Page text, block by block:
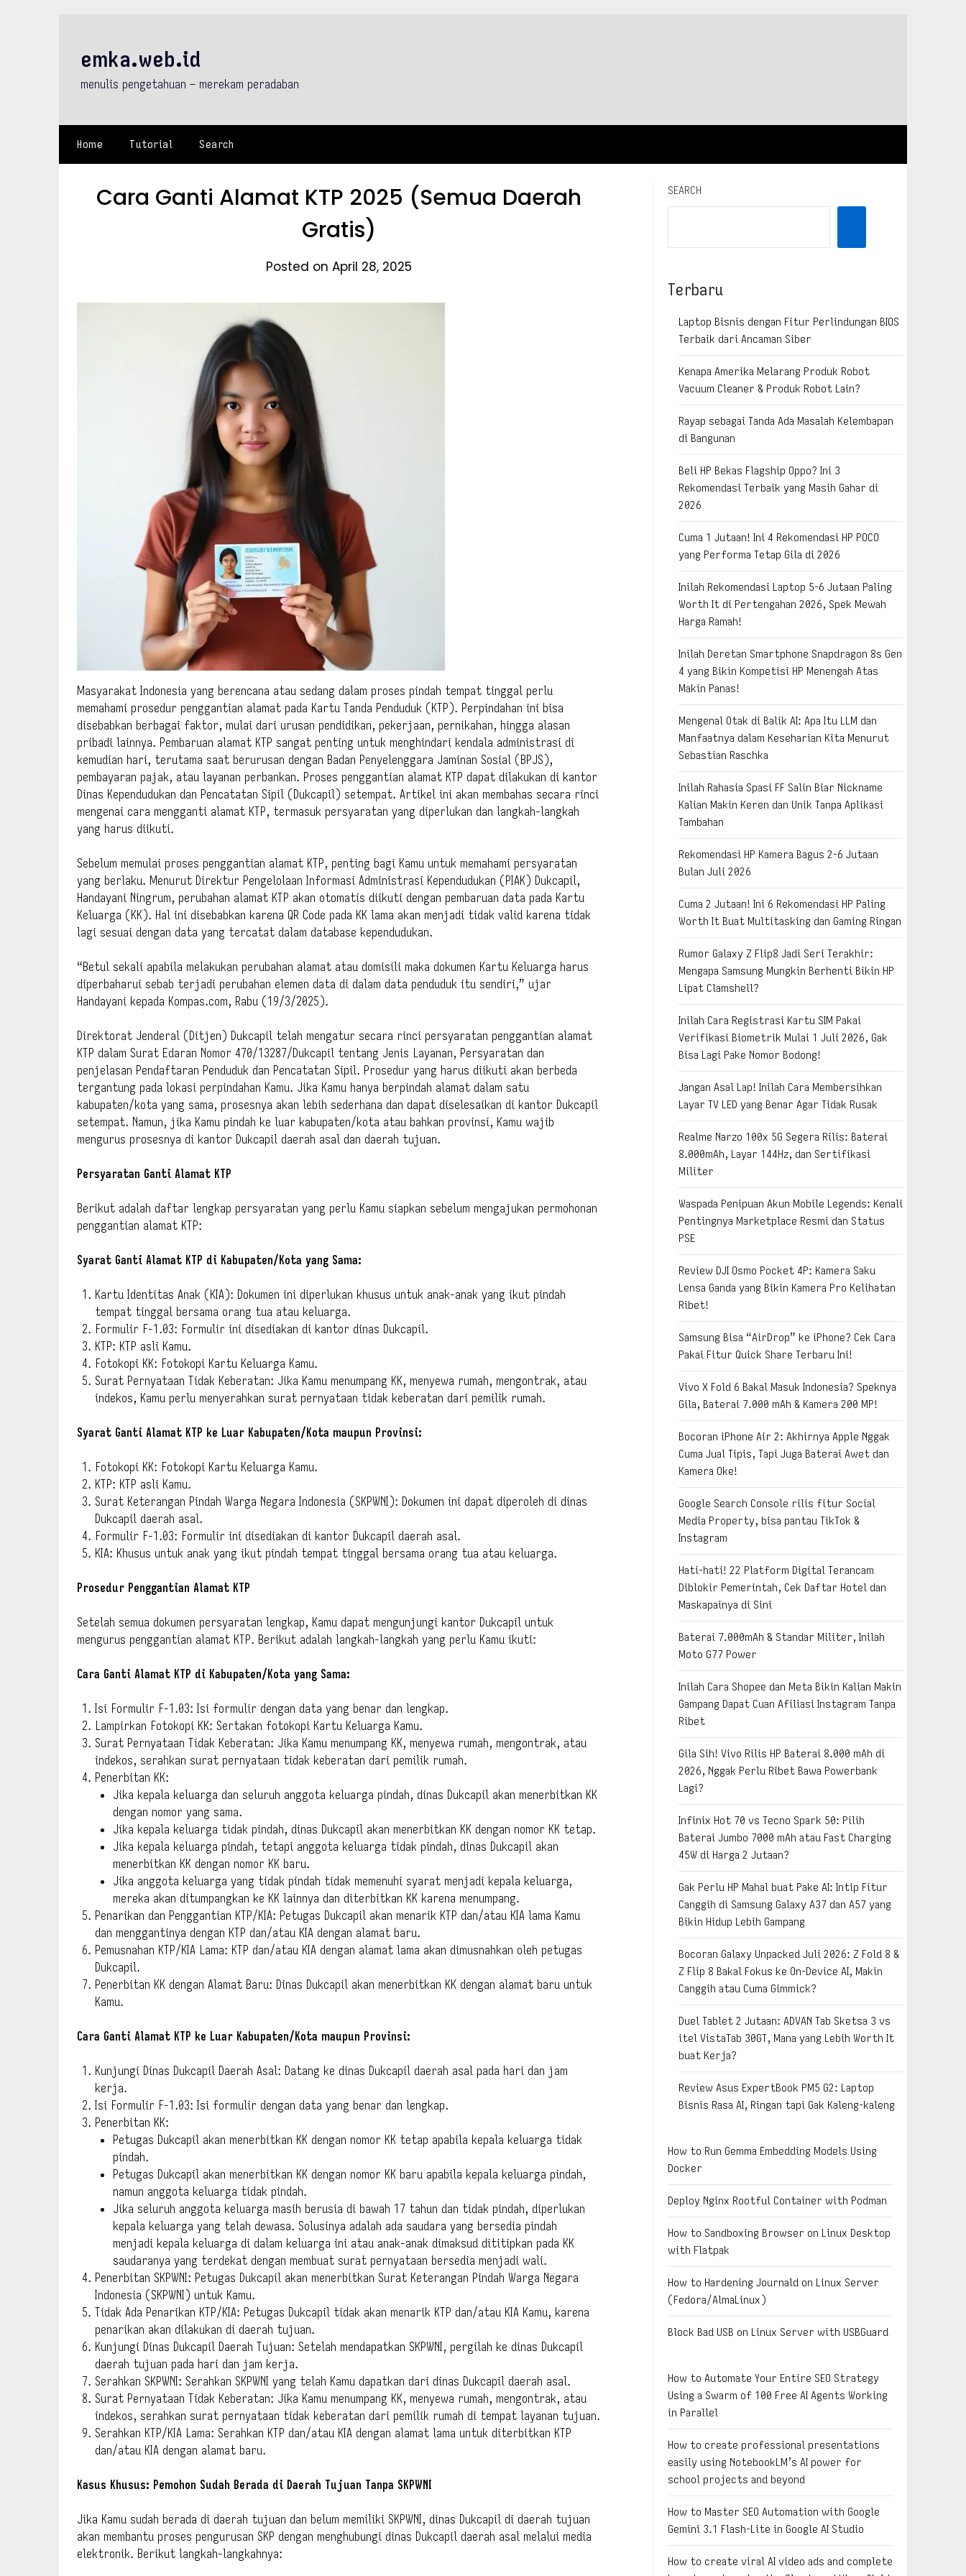
emka.web.id
menulis pengetahuan – merekam peradaban
Home Tutorial Search
Cara Ganti Alamat KTP 2025 (Semua Daerah
Gratis)
Posted on April 28, 2025
Masyarakat Indonesia yang berencana atau sedang dalam proses pindah tempat tinggal perlu
memahami prosedur penggantian alamat pada Kartu Tanda Penduduk (KTP). Perpindahan ini bisa
disebabkan berbagai faktor, mulai dari urusan pendidikan, pekerjaan, pernikahan, hingga alasan
pribadi lainnya. Pembaruan alamat KTP sangat penting untuk menghindari kendala administrasi di
kemudian hari, terutama saat berurusan dengan Badan Penyelenggara Jaminan Sosial (BPJS),
pembayaran pajak, atau layanan perbankan. Proses penggantian alamat KTP dapat dilakukan di kantor
Dinas Kependudukan dan Pencatatan Sipil (Dukcapil) setempat. Artikel ini akan membahas secara rinci
mengenai cara mengganti alamat KTP, termasuk persyaratan yang diperlukan dan langkah-langkah
yang harus diikuti.
Sebelum memulai proses penggantian alamat KTP, penting bagi Kamu untuk memahami persyaratan
yang berlaku. Menurut Direktur Pengelolaan Informasi Administrasi Kependudukan (PIAK) Dukcapil,
Handayani Ningrum, perubahan alamat KTP akan otomatis diikuti dengan pembaruan data pada Kartu
Keluarga (KK). Hal ini disebabkan karena QR Code pada KK lama akan menjadi tidak valid karena tidak
lagi sesuai dengan data yang tercatat dalam database kependudukan.
“Betul sekali apabila melakukan perubahan alamat atau domisili maka dokumen Kartu Keluarga harus
diperbaharui sebab terjadi perubahan elemen data di dalam data penduduk itu sendiri,” ujar
Handayani kepada Kompas.com, Rabu (19/3/2025).
Direktorat Jenderal (Ditjen) Dukcapil telah mengatur secara rinci persyaratan penggantian alamat
KTP dalam Surat Edaran Nomor 470/13287/Dukcapil tentang Jenis Layanan, Persyaratan dan
penjelasan Pendaftaran Penduduk dan Pencatatan Sipil. Prosedur yang harus diikuti akan berbeda
tergantung pada lokasi perpindahan Kamu. Jika Kamu hanya berpindah alamat dalam satu
kabupaten/kota yang sama, prosesnya akan lebih sederhana dan dapat diselesaikan di kantor Dukcapil
setempat. Namun, jika Kamu pindah ke luar kabupaten/kota atau bahkan provinsi, Kamu wajib
mengurus prosesnya di kantor Dukcapil daerah asal dan daerah tujuan.
Persyaratan Ganti Alamat KTP
Berikut adalah daftar lengkap persyaratan yang perlu Kamu siapkan sebelum mengajukan permohonan
penggantian alamat KTP:
Syarat Ganti Alamat KTP di Kabupaten/Kota yang Sama:
Kartu Identitas Anak (KIA): Dokumen ini diperlukan khusus untuk anak-anak yang ikut pindah
tempat tinggal bersama orang tua atau keluarga.
Formulir F-1.03: Formulir ini disediakan di kantor dinas Dukcapil.
KTP: KTP asli Kamu.
Fotokopi KK: Fotokopi Kartu Keluarga Kamu.
Surat Pernyataan Tidak Keberatan: Jika Kamu menumpang KK, menyewa rumah, mengontrak, atau
indekos, Kamu perlu menyerahkan surat pernyataan tidak keberatan dari pemilik rumah.
Syarat Ganti Alamat KTP ke Luar Kabupaten/Kota maupun Provinsi:
Fotokopi KK: Fotokopi Kartu Keluarga Kamu.
KTP: KTP asli Kamu.
Surat Keterangan Pindah Warga Negara Indonesia (SKPWNI): Dokumen ini dapat diperoleh di dinas
Dukcapil daerah asal.
Formulir F-1.03: Formulir ini disediakan di kantor Dukcapil daerah asal.
KIA: Khusus untuk anak yang ikut pindah tempat tinggal bersama orang tua atau keluarga.
Prosedur Penggantian Alamat KTP
Setelah semua dokumen persyaratan lengkap, Kamu dapat mengunjungi kantor Dukcapil untuk
mengurus penggantian alamat KTP. Berikut adalah langkah-langkah yang perlu Kamu ikuti:
Cara Ganti Alamat KTP di Kabupaten/Kota yang Sama:
Isi Formulir F-1.03: Isi formulir dengan data yang benar dan lengkap.
Lampirkan Fotokopi KK: Sertakan fotokopi Kartu Keluarga Kamu.
Surat Pernyataan Tidak Keberatan: Jika Kamu menumpang KK, menyewa rumah, mengontrak, atau
indekos, serahkan surat pernyataan tidak keberatan dari pemilik rumah.
Penerbitan KK:
Jika kepala keluarga dan seluruh anggota keluarga pindah, dinas Dukcapil akan menerbitkan KK
dengan nomor yang sama.
Jika kepala keluarga tidak pindah, dinas Dukcapil akan menerbitkan KK dengan nomor KK tetap.
Jika kepala keluarga pindah, tetapi anggota keluarga tidak pindah, dinas Dukcapil akan
menerbitkan KK dengan nomor KK baru.
Jika anggota keluarga yang tidak pindah tidak memenuhi syarat menjadi kepala keluarga,
mereka akan ditumpangkan ke KK lainnya dan diterbitkan KK karena menumpang.
Penarikan dan Penggantian KTP/KIA: Petugas Dukcapil akan menarik KTP dan/atau KIA lama Kamu
dan menggantinya dengan KTP dan/atau KIA dengan alamat baru.
Pemusnahan KTP/KIA Lama: KTP dan/atau KIA dengan alamat lama akan dimusnahkan oleh petugas
Dukcapil.
Penerbitan KK dengan Alamat Baru: Dinas Dukcapil akan menerbitkan KK dengan alamat baru untuk
Kamu.
Cara Ganti Alamat KTP ke Luar Kabupaten/Kota maupun Provinsi:
Kunjungi Dinas Dukcapil Daerah Asal: Datang ke dinas Dukcapil daerah asal pada hari dan jam
kerja.
Isi Formulir F-1.03: Isi formulir dengan data yang benar dan lengkap.
Penerbitan KK:
Petugas Dukcapil akan menerbitkan KK dengan nomor KK tetap apabila kepala keluarga tidak
pindah.
Petugas Dukcapil akan menerbitkan KK dengan nomor KK baru apabila kepala keluarga pindah,
namun anggota keluarga tidak pindah.
Jika seluruh anggota keluarga masih berusia di bawah 17 tahun dan tidak pindah, diperlukan
kepala keluarga yang telah dewasa. Solusinya adalah ada saudara yang bersedia pindah
menjadi kepala keluarga di dalam keluarga ini atau anak-anak dimaksud dititipkan pada KK
saudaranya yang terdekat dengan membuat surat pernyataan bersedia menjadi wali.
Penerbitan SKPWNI: Petugas Dukcapil akan menerbitkan Surat Keterangan Pindah Warga Negara
Indonesia (SKPWNI) untuk Kamu.
Tidak Ada Penarikan KTP/KIA: Petugas Dukcapil tidak akan menarik KTP dan/atau KIA Kamu, karena
penarikan akan dilakukan di daerah tujuan.
Kunjungi Dinas Dukcapil Daerah Tujuan: Setelah mendapatkan SKPWNI, pergilah ke dinas Dukcapil
daerah tujuan pada hari dan jam kerja.
Serahkan SKPWNI: Serahkan SKPWNI yang telah Kamu dapatkan dari dinas Dukcapil daerah asal.
Surat Pernyataan Tidak Keberatan: Jika Kamu menumpang KK, menyewa rumah, mengontrak, atau
indekos, serahkan surat pernyataan tidak keberatan dari pemilik rumah di tempat layanan tujuan.
Serahkan KTP/KIA Lama: Serahkan KTP dan/atau KIA dengan alamat lama untuk diterbitkan KTP
dan/atau KIA dengan alamat baru.
Kasus Khusus: Pemohon Sudah Berada di Daerah Tujuan Tanpa SKPWNI
Jika Kamu sudah berada di daerah tujuan dan belum memiliki SKPWNI, dinas Dukcapil di daerah tujuan
akan membantu proses pengurusan SKP dengan menghubungi dinas Dukcapil daerah asal melalui media
elektronik. Berikut langkah-langkahnya:
SEARCH
Terbaru
Laptop Bisnis dengan Fitur Perlindungan BIOS
Terbaik dari Ancaman Siber
Kenapa Amerika Melarang Produk Robot
Vacuum Cleaner & Produk Robot Lain?
Rayap sebagai Tanda Ada Masalah Kelembapan
di Bangunan
Beli HP Bekas Flagship Oppo? Ini 3
Rekomendasi Terbaik yang Masih Gahar di
2026
Cuma 1 Jutaan! Ini 4 Rekomendasi HP POCO
yang Performa Tetap Gila di 2026
Inilah Rekomendasi Laptop 5-6 Jutaan Paling
Worth It di Pertengahan 2026, Spek Mewah
Harga Ramah!
Inilah Deretan Smartphone Snapdragon 8s Gen
4 yang Bikin Kompetisi HP Menengah Atas
Makin Panas!
Mengenal Otak di Balik AI: Apa Itu LLM dan
Manfaatnya dalam Keseharian Kita Menurut
Sebastian Raschka
Inilah Rahasia Spasi FF Salin Biar Nickname
Kalian Makin Keren dan Unik Tanpa Aplikasi
Tambahan
Rekomendasi HP Kamera Bagus 2-6 Jutaan
Bulan Juli 2026
Cuma 2 Jutaan! Ini 6 Rekomendasi HP Paling
Worth It Buat Multitasking dan Gaming Ringan
Rumor Galaxy Z Flip8 Jadi Seri Terakhir:
Mengapa Samsung Mungkin Berhenti Bikin HP
Lipat Clamshell?
Inilah Cara Registrasi Kartu SIM Pakai
Verifikasi Biometrik Mulai 1 Juli 2026, Gak
Bisa Lagi Pake Nomor Bodong!
Jangan Asal Lap! Inilah Cara Membersihkan
Layar TV LED yang Benar Agar Tidak Rusak
Realme Narzo 100x 5G Segera Rilis: Baterai
8.000mAh, Layar 144Hz, dan Sertifikasi
Militer
Waspada Penipuan Akun Mobile Legends: Kenali
Pentingnya Marketplace Resmi dan Status
PSE
Review DJI Osmo Pocket 4P: Kamera Saku
Lensa Ganda yang Bikin Kamera Pro Kelihatan
Ribet!
Samsung Bisa “AirDrop” ke iPhone? Cek Cara
Pakai Fitur Quick Share Terbaru Ini!
Vivo X Fold 6 Bakal Masuk Indonesia? Speknya
Gila, Baterai 7.000 mAh & Kamera 200 MP!
Bocoran iPhone Air 2: Akhirnya Apple Nggak
Cuma Jual Tipis, Tapi Juga Baterai Awet dan
Kamera Oke!
Google Search Console rilis fitur Social
Media Property, bisa pantau TikTok &
Instagram
Hati-hati! 22 Platform Digital Terancam
Diblokir Pemerintah, Cek Daftar Hotel dan
Maskapainya di Sini
Baterai 7.000mAh & Standar Militer, Inilah
Moto G77 Power
Inilah Cara Shopee dan Meta Bikin Kalian Makin
Gampang Dapat Cuan Afiliasi Instagram Tanpa
Ribet
Gila Sih! Vivo Rilis HP Baterai 8.000 mAh di
2026, Nggak Perlu Ribet Bawa Powerbank
Lagi?
Infinix Hot 70 vs Tecno Spark 50: Pilih
Baterai Jumbo 7000 mAh atau Fast Charging
45W di Harga 2 Jutaan?
Gak Perlu HP Mahal buat Pake AI: Intip Fitur
Canggih di Samsung Galaxy A37 dan A57 yang
Bikin Hidup Lebih Gampang
Bocoran Galaxy Unpacked Juli 2026: Z Fold 8 &
Z Flip 8 Bakal Fokus ke On-Device AI, Makin
Canggih atau Cuma Gimmick?
Duel Tablet 2 Jutaan: ADVAN Tab Sketsa 3 vs
itel VistaTab 30GT, Mana yang Lebih Worth It
buat Kerja?
Review Asus ExpertBook PM5 G2: Laptop
Bisnis Rasa AI, Ringan tapi Gak Kaleng-kaleng
How to Run Gemma Embedding Models Using
Docker
Deploy Nginx Rootful Container with Podman
How to Sandboxing Browser on Linux Desktop
with Flatpak
How to Hardening Journald on Linux Server
(Fedora/AlmaLinux)
Block Bad USB on Linux Server with USBGuard
How to Automate Your Entire SEO Strategy
Using a Swarm of 100 Free AI Agents Working
in Parallel
How to create professional presentations
easily using NotebookLM’s AI power for
school projects and beyond
How to Master SEO Automation with Google
Gemini 3.1 Flash-Lite in Google AI Studio
How to create viral AI video ads and complete